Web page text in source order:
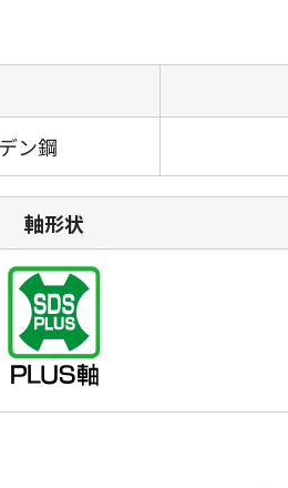
ン鋼
軸形状